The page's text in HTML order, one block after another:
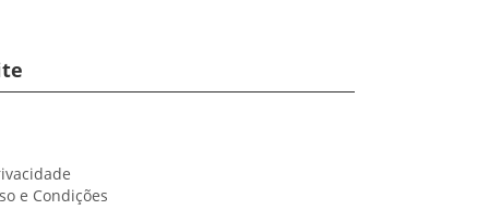
e Condições